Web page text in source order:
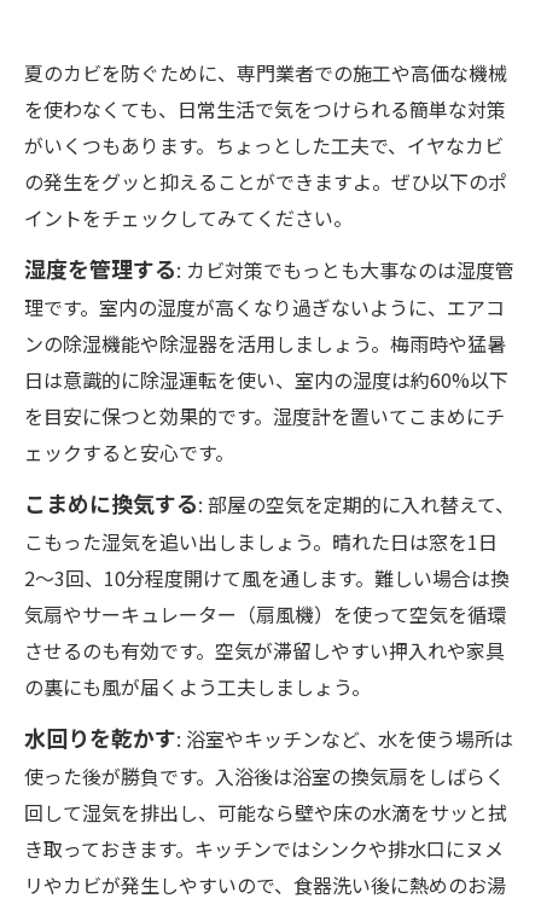
夏のカビを防ぐために、専門業者での施工や高価な機械
を使わなくても、日常生活で気をつけられる簡単な対策
がいくつもあります。ちょっとした工夫で、イヤなカビ
の発生をグッと抑えることができますよ。ぜひ以下のポ
イントをチェックしてみてください。
湿度を管理する: カビ対策でもっとも大事なのは湿度管
理です。室内の湿度が高くなり過ぎないように、エアコ
ンの除湿機能や除湿器を活用しましょう。梅雨時や猛暑
日は意識的に除湿運転を使い、室内の湿度は約60%以下
を目安に保つと効果的です。湿度計を置いてこまめにチ
ェックすると安心です。
こまめに換気する: 部屋の空気を定期的に入れ替えて、
こもった湿気を追い出しましょう。晴れた日は窓を1日
2〜3回、10分程度開けて風を通します。難しい場合は換
気扇やサーキュレーター（扇風機）を使って空気を循環
させるのも有効です。空気が滞留しやすい押入れや家具
の裏にも風が届くよう工夫しましょう。
水回りを乾かす: 浴室やキッチンなど、水を使う場所は
使った後が勝負です。入浴後は浴室の換気扇をしばらく
回して湿気を排出し、可能なら壁や床の水滴をサッと拭
き取っておきます。キッチンではシンクや排水口にヌメ
リやカビが発生しやすいので、食器洗い後に熱めのお湯